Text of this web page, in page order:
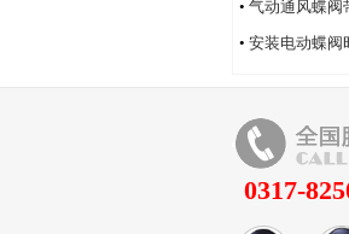
耐磨性好的特点
• 气动通风蝶阀
的衬氟塑料
• 安装电动蝶阀
0317-